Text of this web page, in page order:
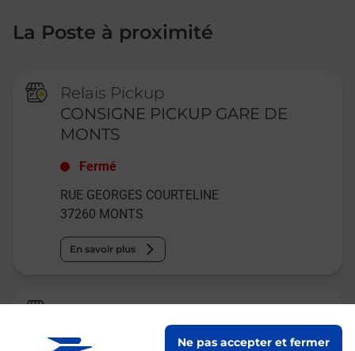
Ne pas accepter et fermer
La Poste à proximité
Relais Pickup
CONSIGNE PICKUP GARE DE
MONTS
Fermé
RUE GEORGES COURTELINE
37260 MONTS
En savoir plus
La Poste